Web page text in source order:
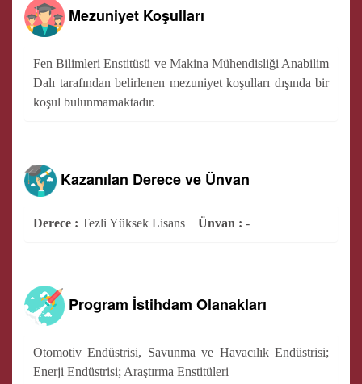
Mezuniyet Koşulları
Fen Bilimleri Enstitüsü ve Makina Mühendisliği Anabilim
Dalı tarafından belirlenen mezuniyet koşulları dışında bir
koşul bulunmamaktadır.
Kazanılan Derece ve Ünvan
Derece : Tezli Yüksek Lisans Ünvan : -
Program İstihdam Olanakları
Otomotiv Endüstrisi, Savunma ve Havacılık Endüstrisi;
Enerji Endüstrisi; Araştırma Enstitüleri